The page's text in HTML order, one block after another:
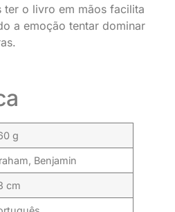
o livro em mãos facilita
a emoção tentar dominar
g
Benjamin
cm